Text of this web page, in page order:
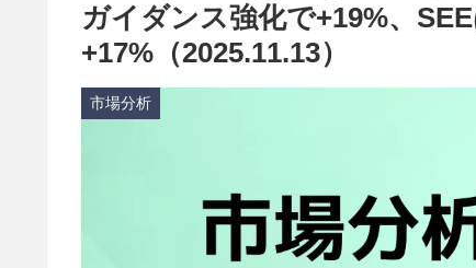
ガイダンス強化で+19%、
+17%（2025.11.13）
市場分析